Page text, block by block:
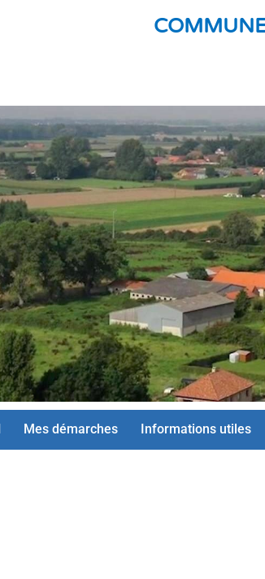
Mes démarches Informations utiles